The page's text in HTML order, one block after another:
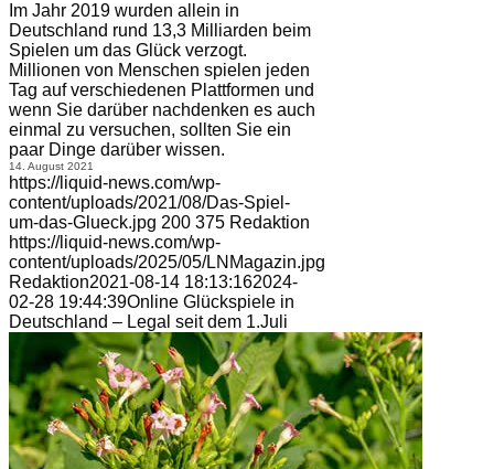
Im Jahr 2019 wurden allein in
Deutschland rund 13,3 Milliarden beim
Spielen um das Glück verzogt.
Millionen von Menschen spielen jeden
Tag auf verschiedenen Plattformen und
wenn Sie darüber nachdenken es auch
einmal zu versuchen, sollten Sie ein
paar Dinge darüber wissen.
14. August 2021
https://liquid-news.com/wp-
content/uploads/2021/08/Das-Spiel-
um-das-Glueck.jpg 200 375 Redaktion
https://liquid-news.com/wp-
content/uploads/2025/05/LNMagazin.jpg
Redaktion2021-08-14 18:13:162024-
02-28 19:44:39Online Glückspiele in
Deutschland – Legal seit dem 1.Juli